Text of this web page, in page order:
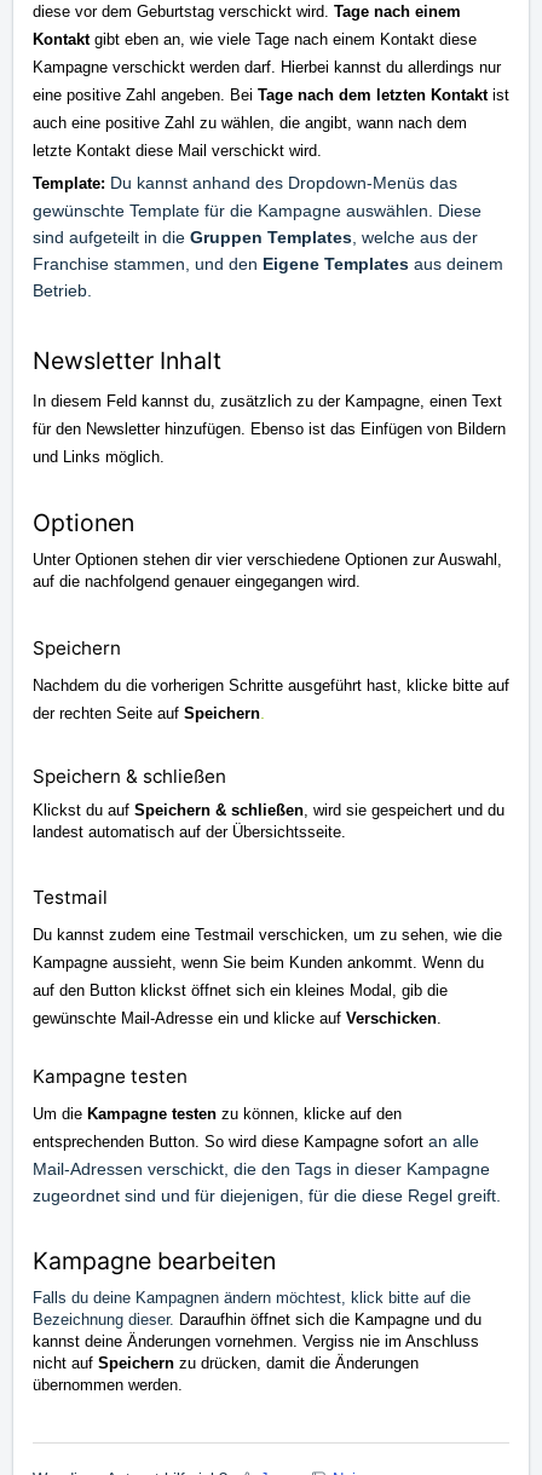
diese vor dem Geburtstag verschickt wird. Tage nach einem
Kontakt gibt eben an, wie viele Tage nach einem Kontakt diese
Kampagne verschickt werden darf. Hierbei kannst du allerdings nur
eine positive Zahl angeben. Bei Tage nach dem letzten Kontaktist
auch eine positive Zahl zu wählen, die angibt, wann nach dem
letzte Kontakt diese Mail verschickt wird.
Template: Du kannst anhand des Dropdown-Menüs das
gewünschte Template für die Kampagne auswählen. Diese
sind aufgeteilt in die Gruppen Templates , welche aus der
Franchise stammen, und den Eigene Templates aus deinem
Betrieb.
Newsletter Inhalt
In diesem Feld kannst du, zusätzlich zu der Kampagne, einen Text
für den Newsletter hinzufügen. Ebenso ist das Einfügen von Bildern
und Links möglich.
Optionen
Unter Optionen stehen dir vier verschiedene Optionen zur Auswahl,
auf die nachfolgend genauer eingegangen wird.
Speichern
Nachdem du die vorherigen Schritte ausgeführt hast, klicke bitte auf
der rechten Seite auf Speichern
Speichern & schließen
Klickst du auf Speichern & schließen , wird sie gespeichert und du
landest automatisch auf der Übersichtsseite.
Testmail
Du kannst zudem eine Testmail verschicken, um zu sehen, wie die
Kampagne aussieht, wenn Sie beim Kunden ankommt. Wenn du
auf den Button klickst öffnet sich ein kleines Modal, gib die
gewünschte Mail-Adresse ein und klicke auf Verschicken
Kampagne testen
Um die Kampagne testen zu können, klicke auf den
entsprechenden Button. So wird diese Kampagne sofort an alle
Mail-Adressen verschickt, die den Tags in dieser Kampagne
zugeordnet sind und für diejenigen, für die diese Regel greift.
Kampagne bearbeiten
Falls du deine Kampagnen ändern möchtest, klick bitte auf die
Bezeichnung dieser. Daraufhin öffnet sich die Kampagne und du
kannst deine Änderungen vornehmen. Vergiss nie im Anschluss
nicht auf Speichern zu drücken, damit die Änderungen
übernommen werden.